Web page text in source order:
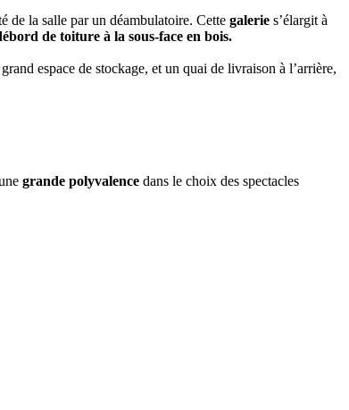
de la salle par un déambulatoire. Cette galerie s’élargit à
de toiture à la sous-face en bois.
espace de stockage, et un quai de livraison à l’arrière,
grande polyvalence dans le choix des spectacles